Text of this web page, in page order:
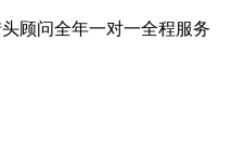
顾问全年一对一全程服务